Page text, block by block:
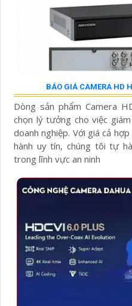
BÁO GIÁ CAMERA HD
Dòng sản phẩm Camera
chọn lý tưởng cho việc
doanh nghiệp. Với giá cả
hành uy tín, chúng tôi tự
trong lĩnh vực an ninh